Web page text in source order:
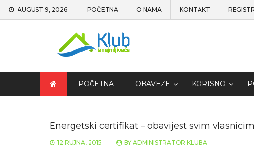
AUGUST 9, 2026 POČETNA O NAMA KONTAKT
POČETNA OBAVEZE KORISNO
Energetski certifikat – obavijest svim
12 RUJNA, 2015 BY ADMINISTRATOR KLUBA